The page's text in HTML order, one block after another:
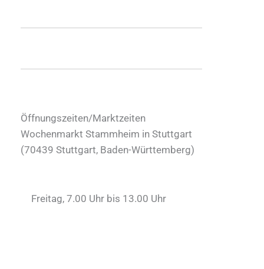
Öffnungszeiten/Marktzeiten
Wochenmarkt Stammheim in Stuttgart
(70439 Stuttgart, Baden-Württemberg)
Freitag, 7.00 Uhr bis 13.00 Uhr